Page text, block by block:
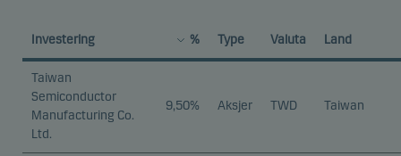
Investering % Type Valuta Land
Taiwan
Semiconductor
Manufacturing Co.
Ltd.
9,50% Aksjer TWD Taiwan